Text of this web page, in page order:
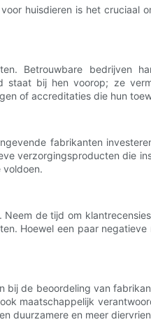
huisdieren is het cruciaal
Betrouwbare bedrijven
bij hen voorop; ze
of accreditaties die hun
fabrikanten
verzorgingsproducten die
voldoen.
de tijd om
Hoewel een paar
bij de beoordeling van
maatschappelijk
duurzamere en meer